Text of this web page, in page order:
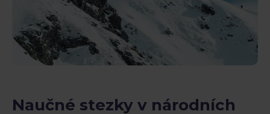
Naučné stezky v národních